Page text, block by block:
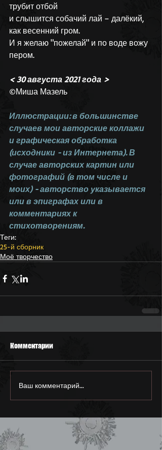
трубит отбой
и слышится собачий лай – далёкий,
как весенний гром.
И я желаю "пожелай" и по воде вожу
пером.
< 30 августа 2021 года >
©Миша Мазель
Иллюстрации: в большинстве
случаев мои авторские коллажи
и графическая обработка
(исходники - из Интернета). В
случае авторских картин или
фотографий (в том числе и
моих) - авторство указывается
или в эпиграфах или в
комментариях к
стихотворениям.
Теги:
25-й сборник
Моё творчество
Комментарии
Ваш комментарий...